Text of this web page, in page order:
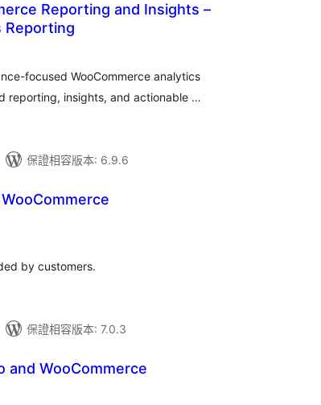
Reporting and Insights –
Reporting
focused WooCommerce analytics
reporting, insights, and actionable …
保證相容版本: 6.9.6
by customers.
保證相容版本: 7.0.3
and WooCommerce